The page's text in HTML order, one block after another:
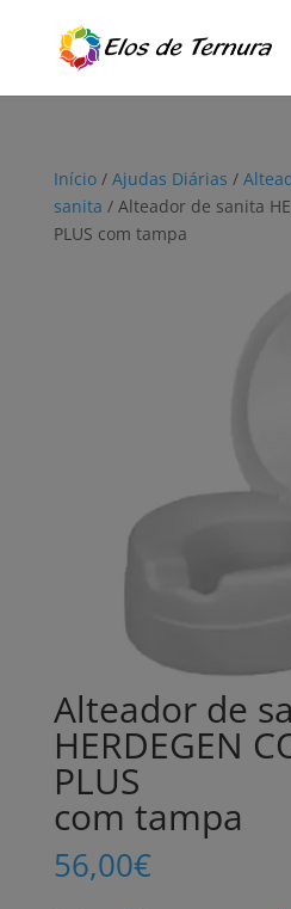
Início/ Ajudas Diárias /
sanita / Alteador de sanita
PLUS com tampa
Alteador de
HERDEGEN
PLUS
com tampa
56,00€